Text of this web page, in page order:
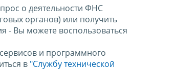
о деятельности ФНС
органов) или получить
- Вы можете воспользоваться
и программного
в "Службу технической